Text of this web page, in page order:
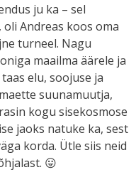
ju ka – sel
Andreas koos oma
turneel. Nagu
maailma äärele ja
elu, soojuse ja
suunamuutja,
kogu sisekosmose
jaoks natuke ka, sest
korda. Ütle siis neid
😛